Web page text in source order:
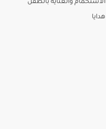
الاستحمام والعناية بالطفل
هدايا